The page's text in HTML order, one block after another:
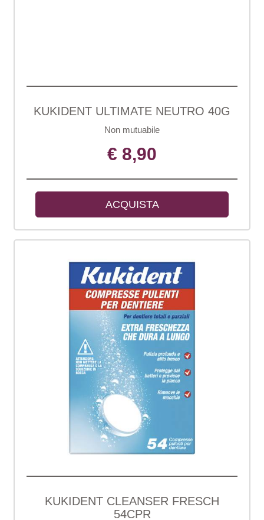
KUKIDENT ULTIMATE NEUTRO 40G
Non mutuabile
€ 8,90
ACQUISTA
KUKIDENT CLEANSER FRESCH
54CPR